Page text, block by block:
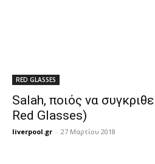
RED GLASSES
Salah, ποιός να
Red Glasses)
liverpool.gr - 27 Μαρτίου 2018